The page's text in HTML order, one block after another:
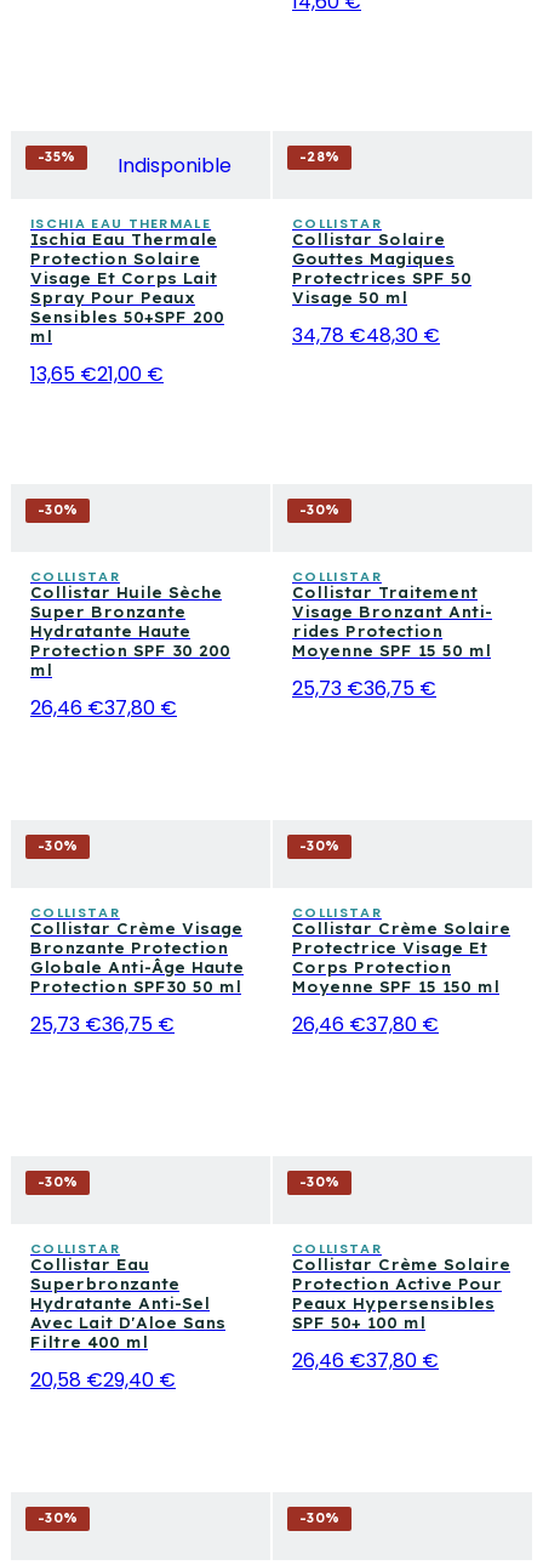
-35% Indisponible
ISCHIA EAU THERMALE
Ischia Eau Thermale
Protection Solaire
Visage Et Corps Lait
Spray Pour Peaux
Sensibles 50+SPF 200
ml
13,65 €21,00 €
-28%
COLLISTAR
Collistar Solaire
Gouttes Magiques
Protectrices SPF 50
Visage 50 ml
34,78 €48,30 €
-30%
COLLISTAR
Collistar Huile Sèche
Super Bronzante
Hydratante Haute
Protection SPF 30 200
ml
26,46 €37,80 €
-30%
COLLISTAR
Collistar Traitement
Visage Bronzant Anti-
rides Protection
Moyenne SPF 15 50 ml
25,73 €36,75 €
-30%
COLLISTAR
Collistar Crème Visage
Bronzante Protection
Globale Anti-Âge Haute
Protection SPF30 50 ml
25,73 €36,75 €
-30%
COLLISTAR
Collistar Crème Solaire
Protectrice Visage Et
Corps Protection
Moyenne SPF 15 150 ml
26,46 €37,80 €
-30%
COLLISTAR
Collistar Eau
Superbronzante
Hydratante Anti-Sel
Avec Lait D'Aloe Sans
Filtre 400 ml
20,58 €29,40 €
-30%
COLLISTAR
Collistar Crème Solaire
Protection Active Pour
Peaux Hypersensibles
SPF 50+ 100 ml
26,46 €37,80 €
-30% -30%